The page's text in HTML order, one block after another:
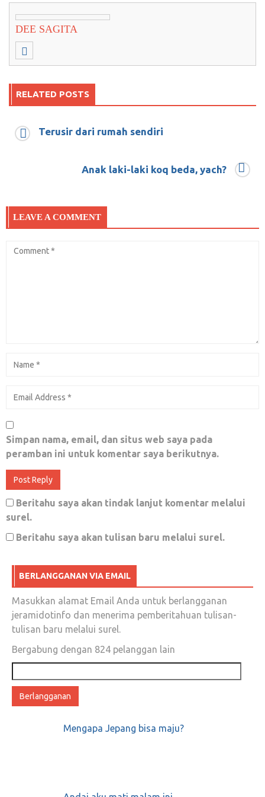
DEE SAGITA
RELATED POSTS
Uji Nyali, Wefie Salam Dua Jari Bersama
Desember 18, 2018 0
Pengkritik Mulai Takut Sebut Nama Jokowi,
Takut Ditangkap
Ada yang Panik, Prabowo-Sandi Diserang
Black Campaign
Maret 28, 2019 0
Predikat “Porn Addict” Karena “Instant
KARMA”
Sebelum terlambat, pastikan berani berpihak
kepada KEBENARAN
Februari 2, 2018 0
Kerusakan Mental; Kesulitan Move On Dari
Kekalahan
Juni 15, 2018 0
Terusir dari rumah sendiri
Anak laki-laki koq beda, yach?
LEAVE A COMMENT
Simpan nama, email, dan situs web saya pada
peramban ini untuk komentar saya berikutnya.
Beritahu saya akan tindak lanjut komentar melalui
surel.
Beritahu saya akan tulisan baru melalui surel.
BERLANGGANAN VIA EMAIL
Masukkan alamat Email Anda untuk berlangganan
jeramidotinfo dan menerima pemberitahuan tulisan-
tulisan baru melalui surel.
Bergabung dengan 824 pelanggan lain
email
Mengapa Jepang bisa maju?